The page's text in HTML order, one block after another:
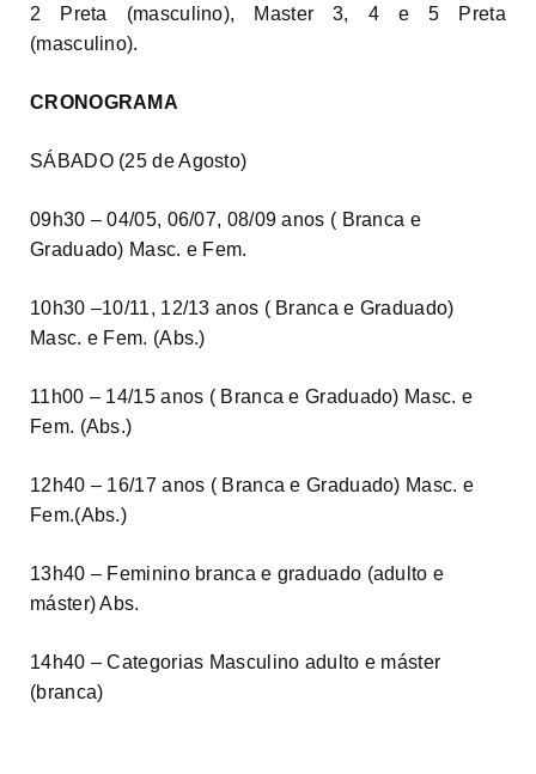
2 Preta (masculino), Master 3, 4 e 5 Preta
(masculino).
CRONOGRAMA
SÁBADO (25 de Agosto)
09h30 – 04/05, 06/07, 08/09 anos ( Branca e
Graduado) Masc. e Fem.
10h30 –10/11, 12/13 anos ( Branca e Graduado)
Masc. e Fem. (Abs.)
11h00 – 14/15 anos ( Branca e Graduado) Masc. e
Fem. (Abs.)
12h40 – 16/17 anos ( Branca e Graduado) Masc. e
Fem.(Abs.)
13h40 – Feminino branca e graduado (adulto e
máster) Abs.
14h40 – Categorias Masculino adulto e máster
(branca)